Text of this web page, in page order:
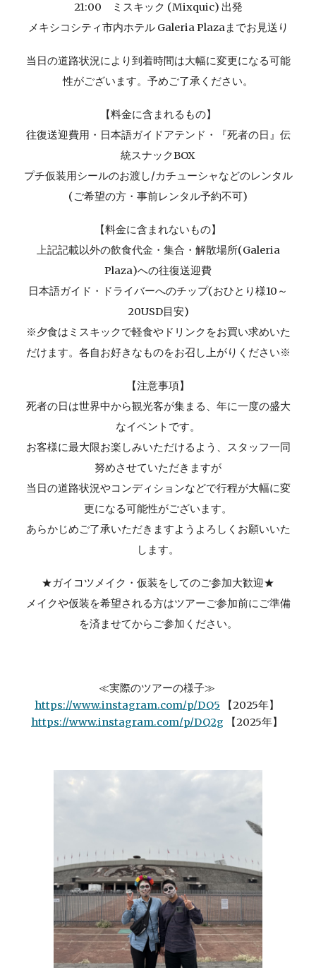
21:00 ミスキック (Mixquic) 出発
メキシコシティ市内ホテル Galeria Plazaまでお見送り
当日の道路状況により到着時間は大幅に変更になる可能
性がございます。予めご了承ください。
【料金に含まれるもの】
往復送迎費用・日本語ガイドアテンド・『死者の日』伝
統スナックBOX
プチ仮装用シールのお渡し/カチューシャなどのレンタル
(ご希望の方・事前レンタル予約不可)
【料金に含まれないもの】
上記記載以外の飲食代金・集合・解散場所(Galeria
Plaza)への往復送迎費
日本語ガイド・ドライバーへのチップ(おひとり様10～
20USD目安)
※夕食はミスキックで軽食やドリンクをお買い求めいた
だけます。各自お好きなものをお召し上がりください※
【注意事項】
死者の日は世界中から観光客が集まる、年に一度の盛大
なイベントです。
お客様に最大限お楽しみいただけるよう、スタッフ一同
努めさせていただきますが
当日の道路状況やコンディションなどで行程が大幅に変
更になる可能性がございます。
あらかじめご了承いただきますようよろしくお願いいた
します。
★ガイコツメイク・仮装をしてのご参加大歓迎★
メイクや仮装を希望される方はツアーご参加前にご準備
を済ませてからご参加ください。
≪実際のツアーの様子≫
https://www.instagram.com/p/DQ5
【2025年】
https://www.instagram.com/p/DQ2g
【2025年】